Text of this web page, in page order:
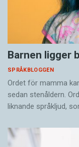
Barnen ligger
SPRÅKBLOGGEN
Ordet för mamma
sedan stenåldern.
liknande språkljud,